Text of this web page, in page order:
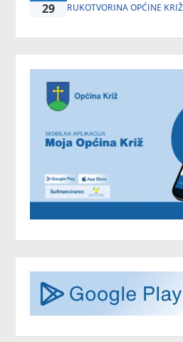
29
RUKOTVORINA OPĆINE KRIŽ